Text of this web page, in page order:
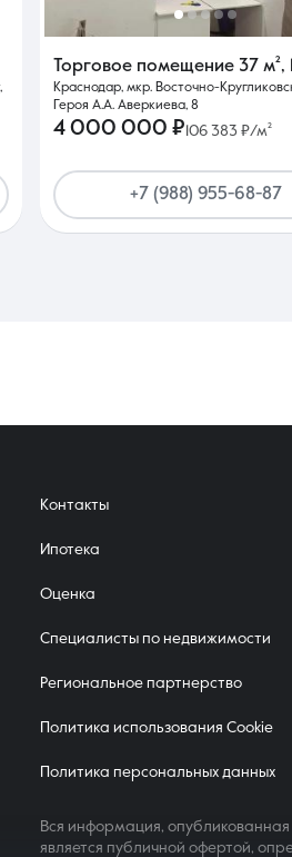
Торговое помещение 37 м²,
Краснодар, мкр. Восточно-
Героя А.А. Аверкиева, 8
4 000 000 ₽ 106 383 ₽/м²
+7 (988) 955-68-87
Контакты
Ипотека
Оценка
Специалисты по недвижимости
Региональное партнерство
Политика использования Cookie
Политика персональных данных
Вся информация,
является публичной офертой,